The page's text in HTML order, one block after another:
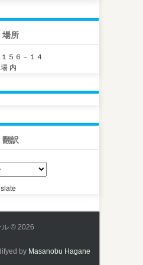
場所
５６－１４
内
翻訳
ル © 2026
by Masanobu Hagane